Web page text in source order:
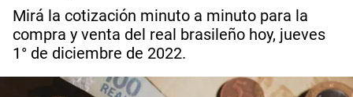
Mirá la cotización minuto a minuto para la
compra y venta del real brasileño hoy, jueves
1° de diciembre de 2022.